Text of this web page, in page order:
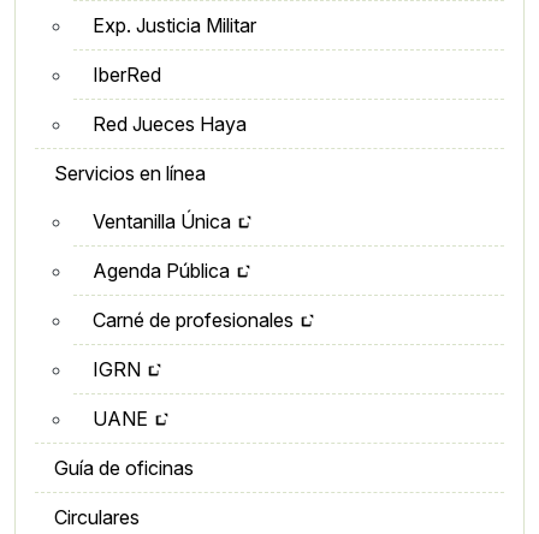
Exp. Justicia Militar
IberRed
Red Jueces Haya
Servicios en línea
Ventanilla Única
Agenda Pública
Carné de profesionales
IGRN
UANE
Guía de oficinas
Circulares